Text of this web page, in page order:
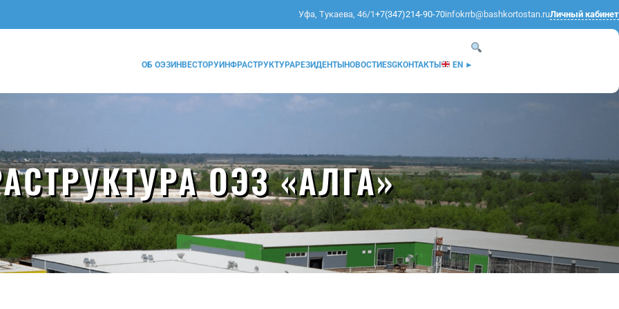
Уфа, Тукаева, 46/1+7(347)214-90-70infokrrb@bashkortostan.ruЛичный кабинет
ОБ ОЭЗИНВЕСТОРУИНФРАСТРУКТУРАРЕЗИДЕНТЫНОВОСТИESGКОНТАКТЫ EN ►
ОЭЗ «АЛГА»